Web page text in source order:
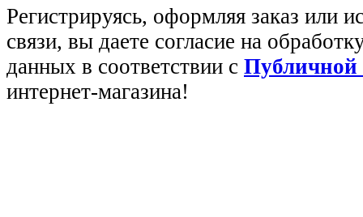
Регистрируясь, оформляя заказ или
связи, вы даете согласие на
данных в соответствии с Публичной
интернет-магазина!